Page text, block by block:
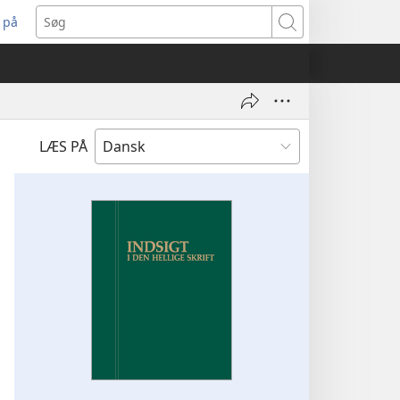
på
Søg
LÆS PÅ